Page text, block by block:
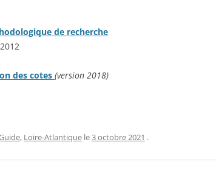
AU 01/09/1917 –
DÉFINITIVES DES
PAR LA SUISSE
DU HAUT-RHIN (5
CARTE MILITAIRE DE LA FRANCE –
LIEUX D’INTERNEMENT EN FRANCE
de recherche
des cotes(version 2018)
, Loire-Atlantique le3 octobre 2021 .